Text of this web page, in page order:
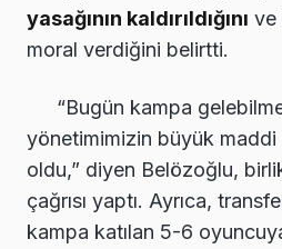
yasağının kaldırıldığını ve
moral verdiğini belirtti.
“Bugün kampa
yönetimimizin büyük
oldu,” diyen Belözoğlu,
çağrısı yaptı. Ayrıca,
kampa katılan 5-6